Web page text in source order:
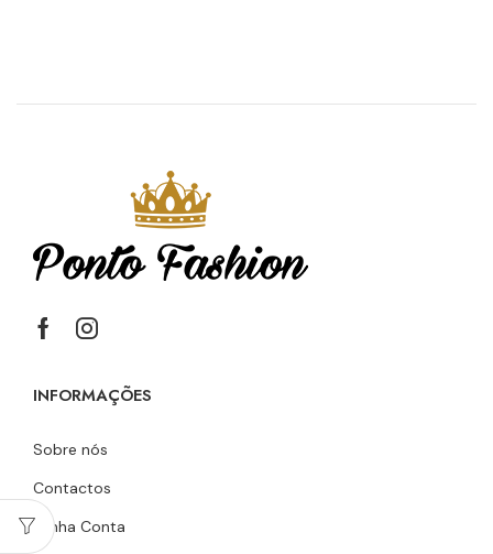
INFORMAÇÕES
Sobre nós
Contactos
Minha Conta